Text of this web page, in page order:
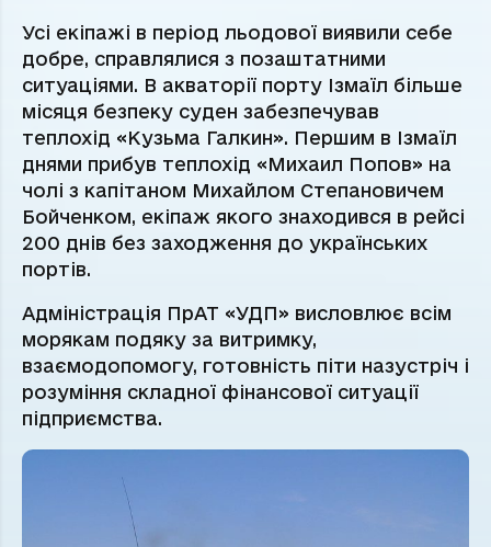
Усі екіпажі в період льодової виявили себе
добре, справлялися з позаштатними
ситуаціями. В акваторії порту Ізмаїл більше
місяця безпеку суден забезпечував
теплохід «Кузьма Галкин». Першим в Ізмаїл
днями прибув теплохід «Михаил Попов» на
чолі з капітаном Михайлом Степановичем
Бойченком, екіпаж якого знаходився в рейсі
200 днів без заходження до українських
портів.
Адміністрація ПрАТ «УДП» висловлює всім
морякам подяку за витримку,
взаємодопомогу, готовність піти назустріч і
розуміння складної фінансової ситуації
підприємства.